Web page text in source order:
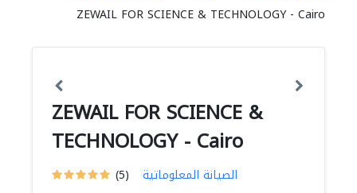
ZEWAIL FOR SCIENCE & TECHNOLOGY - Cairo
ZEWAIL FOR SCIENCE &
TECHNOLOGY - Cairo
(5) الصيانة المعلوماتية